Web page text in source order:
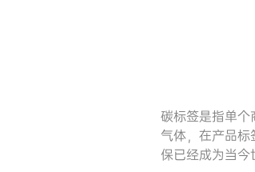
碳标签是指单个
气体，在产品标
保已经成为当今